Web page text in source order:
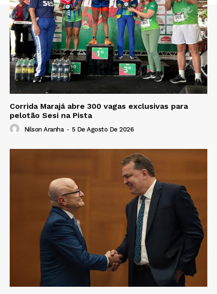
Corrida Marajá abre 300 vagas exclusivas para
pelotão Sesi na Pista
Nilson Aranha - 5 De Agosto De 2026